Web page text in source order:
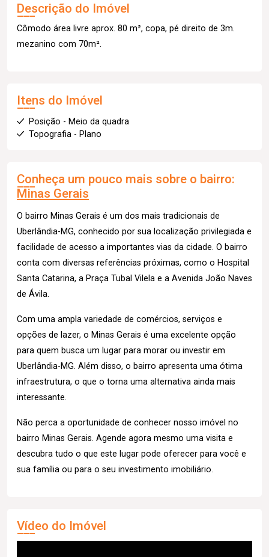
Descrição do Imóvel
Cômodo área livre aprox. 80 m², copa, pé direito de 3m.
mezanino com 70m².
Itens do Imóvel
Posição - Meio da quadra
Topografia - Plano
Conheça um pouco mais sobre o bairro:
Minas Gerais
O bairro Minas Gerais é um dos mais tradicionais de
Uberlândia-MG, conhecido por sua localização privilegiada e
facilidade de acesso a importantes vias da cidade. O bairro
conta com diversas referências próximas, como o Hospital
Santa Catarina, a Praça Tubal Vilela e a Avenida João Naves
de Ávila.
Com uma ampla variedade de comércios, serviços e
opções de lazer, o Minas Gerais é uma excelente opção
para quem busca um lugar para morar ou investir em
Uberlândia-MG. Além disso, o bairro apresenta uma ótima
infraestrutura, o que o torna uma alternativa ainda mais
interessante.
Não perca a oportunidade de conhecer nosso imóvel no
bairro Minas Gerais. Agende agora mesmo uma visita e
descubra tudo o que este lugar pode oferecer para você e
sua família ou para o seu investimento imobiliário.
Vídeo do Imóvel